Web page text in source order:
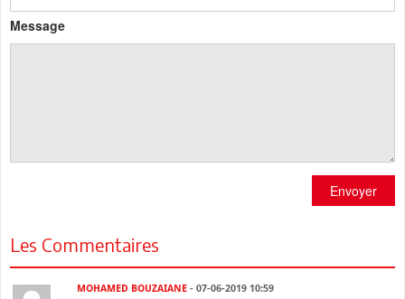
Message
Envoyer
Les Commentaires
MOHAMED BOUZAIANE - 07-06-2019 10:59